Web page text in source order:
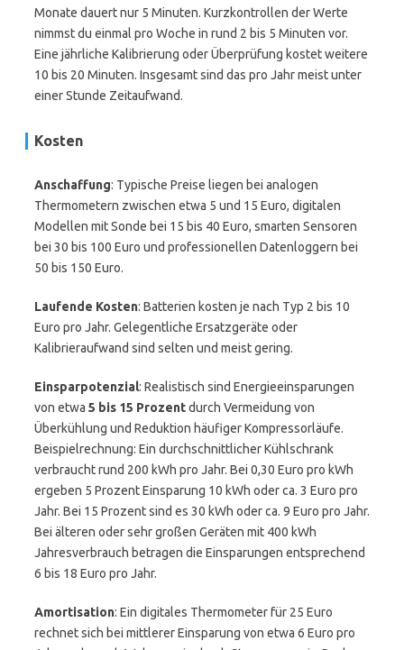
Monate dauert nur 5 Minuten. Kurzkontrollen der Werte
nimmst du einmal pro Woche in rund 2 bis 5 Minuten vor.
Eine jährliche Kalibrierung oder Überprüfung kostet weitere
10 bis 20 Minuten. Insgesamt sind das pro Jahr meist unter
einer Stunde Zeitaufwand.
Kosten
Anschaffung: Typische Preise liegen bei analogen
Thermometern zwischen etwa 5 und 15 Euro, digitalen
Modellen mit Sonde bei 15 bis 40 Euro, smarten Sensoren
bei 30 bis 100 Euro und professionellen Datenloggern bei
50 bis 150 Euro.
Laufende Kosten: Batterien kosten je nach Typ 2 bis 10
Euro pro Jahr. Gelegentliche Ersatzgeräte oder
Kalibrieraufwand sind selten und meist gering.
Einsparpotenzial: Realistisch sind Energieeinsparungen
von etwa 5 bis 15 Prozentdurch Vermeidung von
Überkühlung und Reduktion häufiger Kompressorläufe.
Beispielrechnung: Ein durchschnittlicher Kühlschrank
verbraucht rund 200 kWh pro Jahr. Bei 0,30 Euro pro kWh
ergeben 5 Prozent Einsparung 10 kWh oder ca. 3 Euro pro
Jahr. Bei 15 Prozent sind es 30 kWh oder ca. 9 Euro pro Jahr.
Bei älteren oder sehr großen Geräten mit 400 kWh
Jahresverbrauch betragen die Einsparungen entsprechend
6 bis 18 Euro pro Jahr.
Amortisation: Ein digitales Thermometer für 25 Euro
rechnet sich bei mittlerer Einsparung von etwa 6 Euro pro